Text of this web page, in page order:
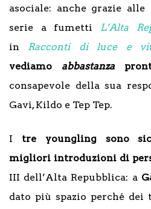
asociale: anche grazie
serie a fumetti L’Alta
in Racconti di luce e
vediamo abbastanza
consapevole della sua
Gavi, Kildo e Tep Tep.
I tre youngling sono
migliori introduzioni di
III dell’Alta Repubblica: a
dato più spazio perché dei